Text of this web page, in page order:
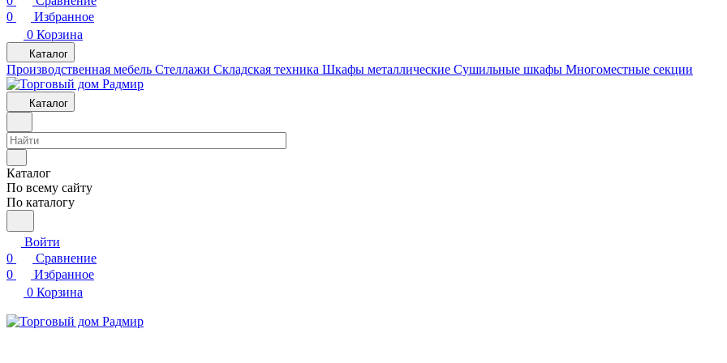
0
Избранное
0 Корзина
Каталог
Производственная мебель Cтеллажи Складская техника Шкафы металлические Cушильные шкафы Многоместные секции
Каталог
Каталог
По всему сайту
По каталогу
Войти
0
Сравнение
0
Избранное
0 Корзина